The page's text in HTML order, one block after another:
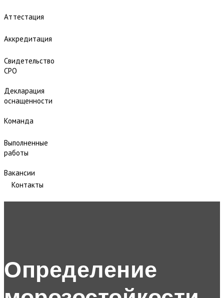
Аттестация
Аккредитация
Свидетельство
СРО
Декларация
оснащенности
Команда
Выполненные
работы
Вакансии
Контакты
Определение